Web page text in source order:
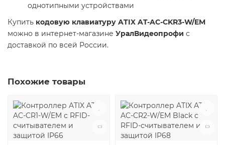
однотипными устройствами
Купить кодовую клавиатуру ATIX AT-AC-CKR3-W/EM
можно в интернет-магазине УралВидеопрофи с
доставкой по всей России.
Похожие товары